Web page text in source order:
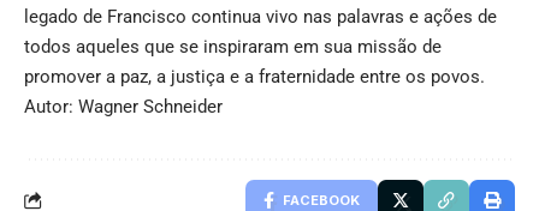
legado de Francisco continua vivo nas palavras e ações de
todos aqueles que se inspiraram em sua missão de
promover a paz, a justiça e a fraternidade entre os povos.
Autor: Wagner Schneider
FACEBOOK